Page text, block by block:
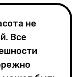
не
Все